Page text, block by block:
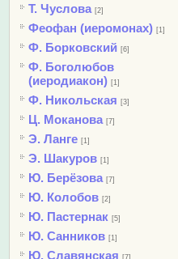
Т. Чуслова [2]
Феофан (иеромонах) [1]
Ф. Борковский [6]
Ф. Боголюбов
(иеродиакон) [1]
Ф. Никольская [3]
Ц. Моканова [7]
Э. Ланге [1]
Э. Шакуров [1]
Ю. Берёзова [7]
Ю. Колобов [2]
Ю. Пастернак [5]
Ю. Санников [1]
Ю. Славянская [7]